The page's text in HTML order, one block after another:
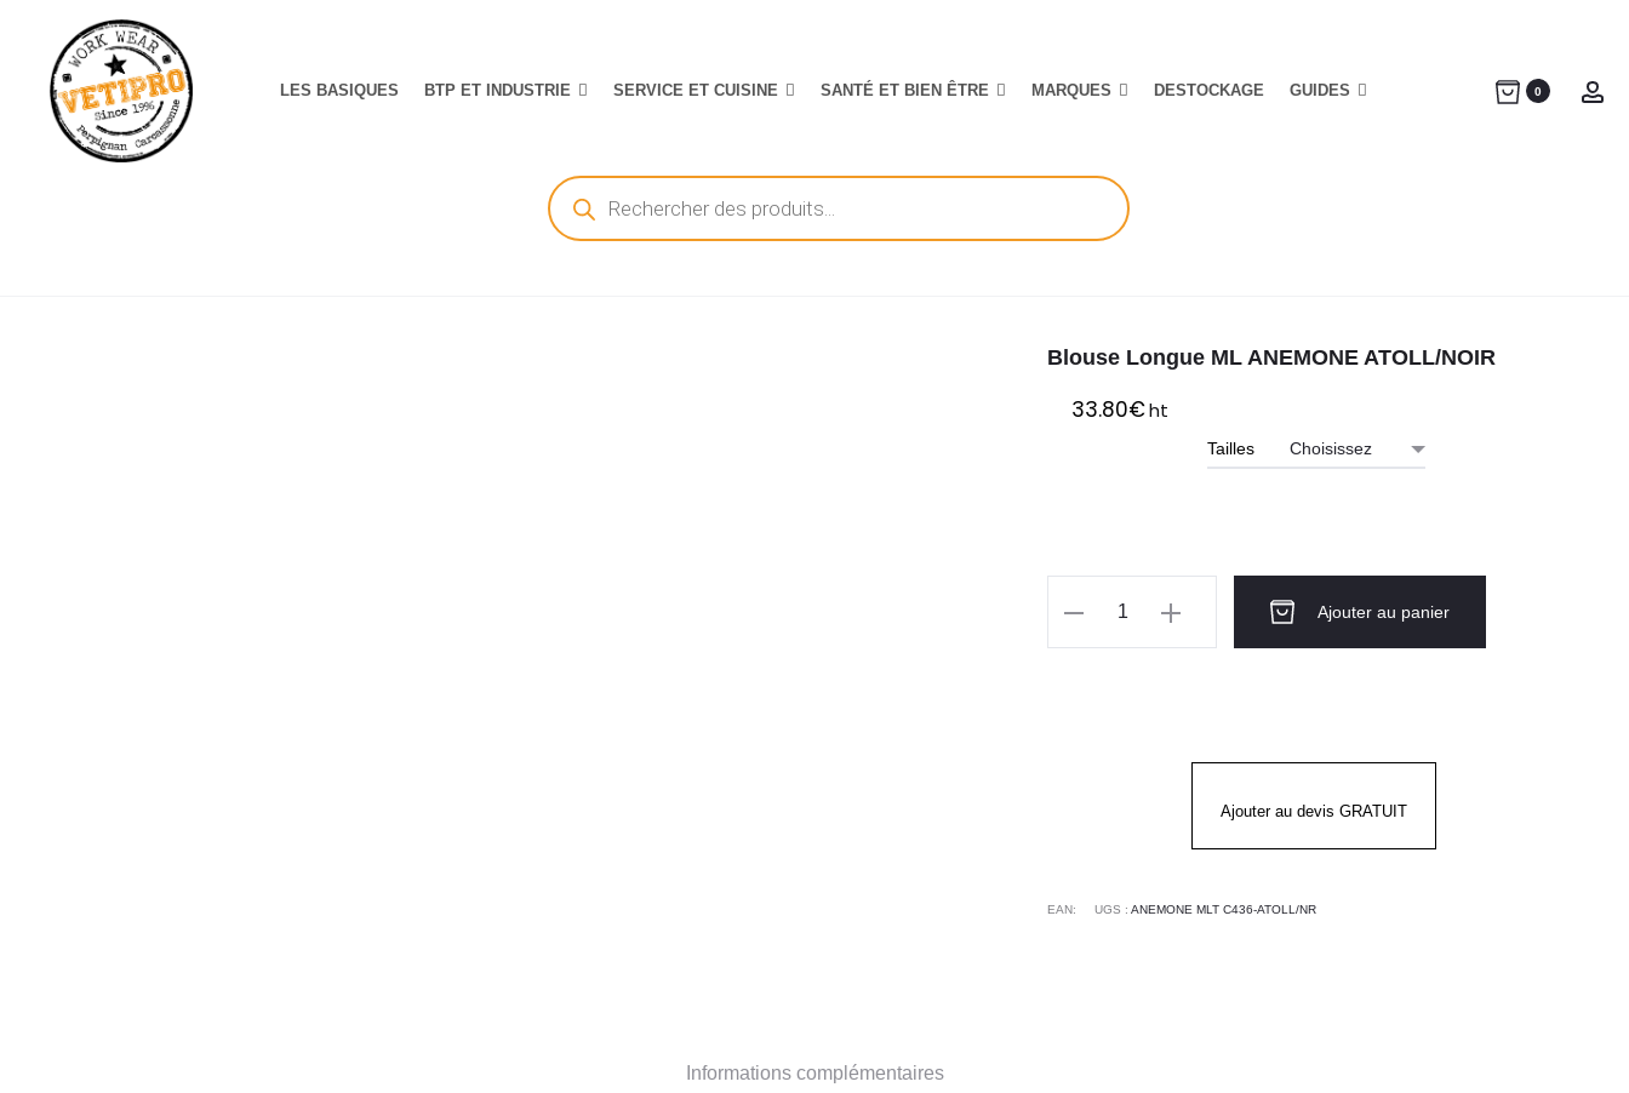
LES BASIQUES BTP ET INDUSTRIE SERVICE ET CUISINE SANTÉ ET BIEN ÊTRE MARQUES DESTOCKAGE GUIDES 0
Recherche
de
produits
Blouse Longue ML ANEMONE ATOLL/NOIR
33.80€ht
Tailles
Ajouter au panier
Ajouter au devis GRATUIT
EAN: UGS : ANEMONE MLT C436-ATOLL/NR
Informations complémentaires